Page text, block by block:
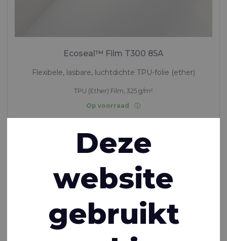
Ecoseal™ Film T300 85A
Flexibele, lasbare, luchtdichte TPU-folie (ether)
TPU (Ether) Film, 325 g/m²
Op voorraad
Deze
website
gebruikt